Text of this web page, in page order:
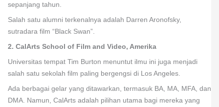
sepanjang tahun.
Salah satu alumni terkenalnya adalah Darren Aronofsky,
sutradara film “Black Swan”.
2. CalArts School of Film and Video, Amerika
Universitas tempat Tim Burton menuntut ilmu ini juga menjadi
salah satu sekolah film paling bergengsi di Los Angeles.
Ada berbagai gelar yang ditawarkan, termasuk BA, MA, MFA, dan
DMA. Namun, CalArts adalah pilihan utama bagi mereka yang